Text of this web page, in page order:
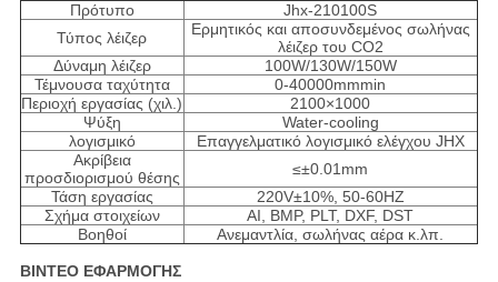
Πρότυπο
Jhx-210100S
Τύπος λέιζερ
Ερμητικός και αποσυνδεμένος σωλήνας
λέιζερ του CO2
Δύναμη λέιζερ
100W/130W/150W
Τέμνουσα ταχύτητα
0-40000mmmin
Περιοχή εργασίας (χιλ.)
2100×1000
Ψύξη
Water-cooling
λογισμικό
Επαγγελματικό λογισμικό ελέγχου JHX
Ακρίβεια
προσδιορισμού θέσης
≤±0.01mm
Τάση εργασίας
220V±10%, 50-60HZ
Σχήμα στοιχείων
AI, BMP, PLT, DXF, DST
Βοηθοί
Ανεμαντλία, σωλήνας αέρα κ.λπ.
ΒΙΝΤΕΟ ΕΦΑΡΜΟΓΗΣ